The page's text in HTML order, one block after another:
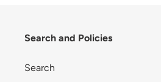
Search and Policies
Search